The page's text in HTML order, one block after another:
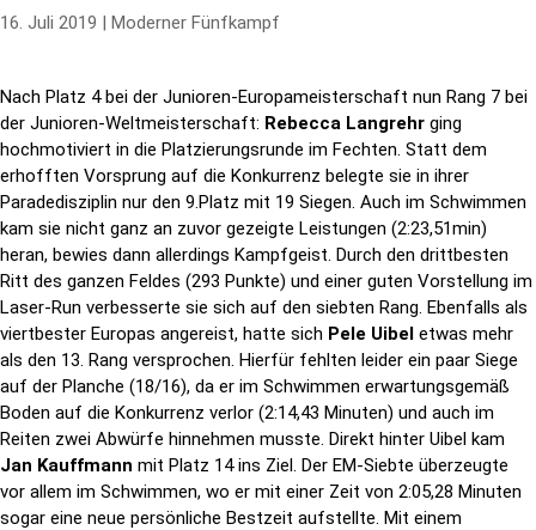
16. Juli 2019 | Moderner Fünfkampf
Nach Platz 4 bei der Junioren-Europameisterschaft nun Rang 7 bei
der Junioren-Weltmeisterschaft: Rebecca Langrehr ging
hochmotiviert in die Platzierungsrunde im Fechten. Statt dem
erhofften Vorsprung auf die Konkurrenz belegte sie in ihrer
Paradedisziplin nur den 9.Platz mit 19 Siegen. Auch im Schwimmen
kam sie nicht ganz an zuvor gezeigte Leistungen (2:23,51min)
heran, bewies dann allerdings Kampfgeist. Durch den drittbesten
Ritt des ganzen Feldes (293 Punkte) und einer guten Vorstellung im
Laser-Run verbesserte sie sich auf den siebten Rang. Ebenfalls als
viertbester Europas angereist, hatte sich Pele Uibel etwas mehr
als den 13. Rang versprochen. Hierfür fehlten leider ein paar Siege
auf der Planche (18/16), da er im Schwimmen erwartungsgemäß
Boden auf die Konkurrenz verlor (2:14,43 Minuten) und auch im
Reiten zwei Abwürfe hinnehmen musste. Direkt hinter Uibel kam
Jan Kauffmann mit Platz 14 ins Ziel. Der EM-Siebte überzeugte
vor allem im Schwimmen, wo er mit einer Zeit von 2:05,28 Minuten
sogar eine neue persönliche Bestzeit aufstellte. Mit einem